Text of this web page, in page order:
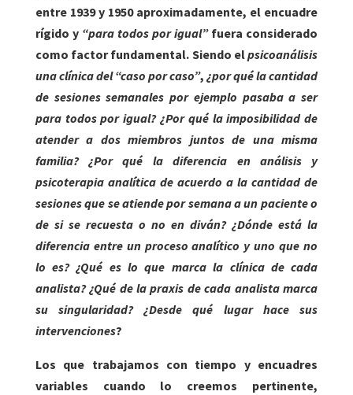
entre 1939 y 1950 aproximadamente, el encuadre
rígido y “para todos por igual”fuera considerado
como factor fundamental. Siendo elpsicoanálisis
una clínica del “caso por caso”, ¿por qué la cantidad
de sesiones semanales por ejemplo pasaba a ser
para todos por igual? ¿Por qué la imposibilidad de
atender a dos miembros juntos de una misma
familia? ¿Por qué la diferencia en análisis y
psicoterapia analítica de acuerdo a la cantidad de
sesiones que se atiende por semana a un paciente o
de si se recuesta o no en diván? ¿Dónde está la
diferencia entre un proceso analítico y uno que no
lo es? ¿Qué es lo que marca la clínica de cada
analista? ¿Qué de la praxis de cada analista marca
su singularidad? ¿Desde qué lugar hace sus
intervenciones?
Los que trabajamos con tiempo y encuadres
variables cuando lo creemos pertinente,